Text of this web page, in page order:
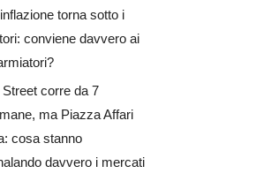
torna sotto i
conviene davvero ai
Street corre da 7
ma Piazza Affari
cosa stanno
davvero i mercati